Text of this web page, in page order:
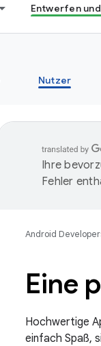
Entwerfen
Nutzer
Ihre
Fehler
Android
Eine
Hochwertige
einfach Spaß,